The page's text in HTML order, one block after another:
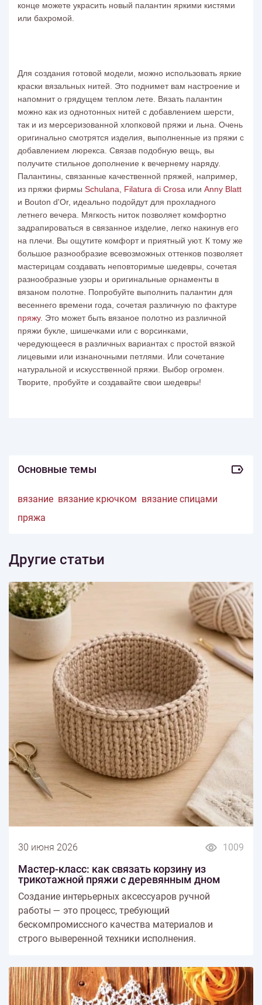
конце можете украсить новый палантин яркими кистями
или бахромой.
Для создания готовой модели, можно использовать яркие
краски вязальных нитей.
Это поднимет вам настроение и
напомнит о грядущем теплом лете. Вязать палантин
можно как из однотонных нитей с добавлением шерсти,
так и из мерсеризованной хлопковой пряжи и льна. Очень
оригинально смотрятся изделия, выполненные из пряжи с
добавлением люрекса. Связав подобную вещь, вы
получите стильное дополнение к вечернему наряду.
Палантины, связанные качественной пряжей, например,
из пряжи фирмы Schulana Filatura di Crosa или Anny Blatt
и Bouton d'Or, идеально подойдут для прохладного
летнего вечера. Мягкость ниток позволяет комфортно
задрапироваться в связанное изделие, легко накинув его
на плечи. Вы ощутите комфорт и приятный уют. К тому же
большое разнообразие всевозможных оттенков позволяет
мастерицам создавать неповторимые шедевры, сочетая
разнообразные узоры и оригинальные орнаменты в
вязаном полотне. Попробуйте выполнить палантин для
весеннего времени года, сочетая различную по фактуре
пряжу. Это может быть вязаное полотно из различной
пряжи букле, шишечками или с ворсинками,
чередующееся в различных вариантах с простой вязкой
лицевыми или изнаночными петлями. Или сочетание
натуральной и искусственной пряжи. Выбор огромен.
Творите, пробуйте и создавайте свои шедевры!
Основные темы
вязание вязание крючком вязание спицами
пряжа
Другие статьи
1009
30 июня 2026
Мастер-класс: как связать корзину из
трикотажной пряжи с деревянным дном
Создание интерьерных аксессуаров ручной
работы — это процесс, требующий
бескомпромиссного качества материалов и
строго выверенной техники исполнения.